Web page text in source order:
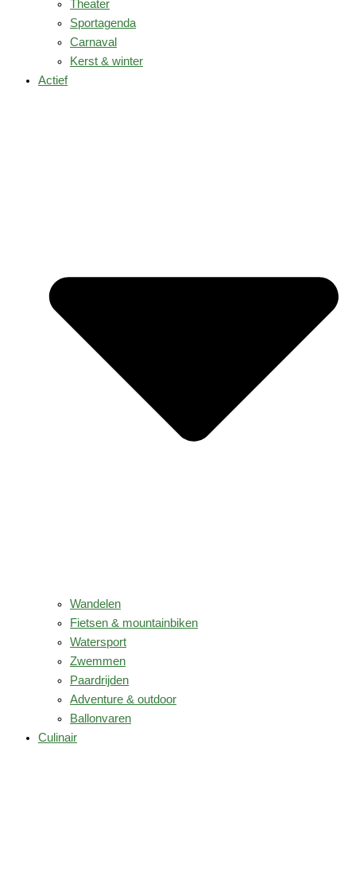
Theater
Sportagenda
Carnaval
Kerst & winter
Actief
Wandelen
Fietsen & mountainbiken
Watersport
Zwemmen
Paardrijden
Adventure & outdoor
Ballonvaren
Culinair